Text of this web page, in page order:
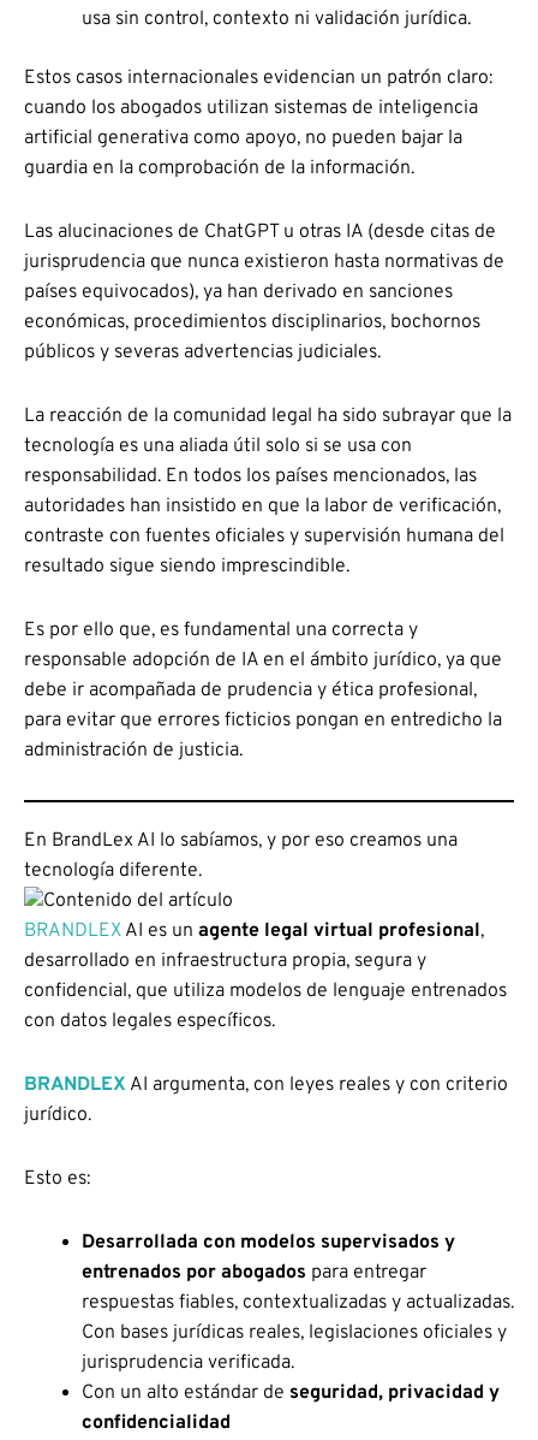
usa sin control, contexto ni validación jurídica.
Estos casos internacionales evidencian un patrón claro:
cuando los abogados utilizan sistemas de inteligencia
artificial generativa como apoyo, no pueden bajar la
guardia en la comprobación de la información.
Las alucinaciones de ChatGPT u otras IA (desde citas de
jurisprudencia que nunca existieron hasta normativas de
países equivocados), ya han derivado en sanciones
económicas, procedimientos disciplinarios, bochornos
públicos y severas advertencias judiciales.
La reacción de la comunidad legal ha sido subrayar que la
tecnología es una aliada útil solo si se usa con
responsabilidad. En todos los países mencionados, las
autoridades han insistido en que la labor de verificación,
contraste con fuentes oficiales y supervisión humana del
resultado sigue siendo imprescindible.
Es por ello que, es fundamental una correcta y
responsable adopción de IA en el ámbito jurídico, ya que
debe ir acompañada de prudencia y ética profesional,
para evitar que errores ficticios pongan en entredicho la
administración de justicia.
En BrandLex AI lo sabíamos, y por eso creamos una
tecnología diferente.
BRANDLEX AI es un agente legal virtual profesional,
desarrollado en infraestructura propia, segura y
confidencial, que utiliza modelos de lenguaje entrenados
con datos legales específicos.
BRANDLEX AI argumenta, con leyes reales y con criterio
jurídico.
Esto es:
Desarrollada con modelos supervisados y
entrenados por abogados para entregar
respuestas fiables, contextualizadas y actualizadas.
Con bases jurídicas reales, legislaciones oficiales y
jurisprudencia verificada.
Con un alto estándar de seguridad, privacidad y
confidencialidad